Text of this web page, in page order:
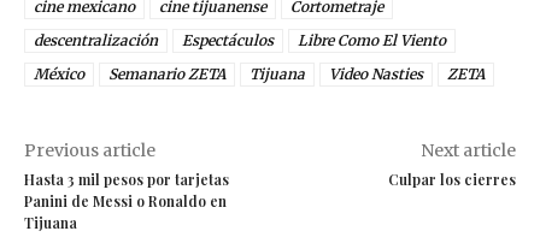
cine mexicano
cine tijuanense
Cortometraje
descentralización
Espectáculos
Libre Como El Viento
México
Semanario ZETA Tijuana Video Nasties ZETA
Previous article
Hasta 3 mil pesos por tarjetas
Panini de Messi o Ronaldo en
Tijuana
Next article
Culpar los cierres